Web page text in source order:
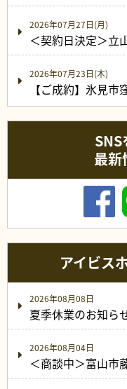
2026年07月27日(月)
＜契約日決定＞立
2026年07月23日(木)
【ご成約】氷見市
最新
アイビス
2026年08月08日
夏季休業のお知ら
2026年08月04日
＜商談中＞富山市